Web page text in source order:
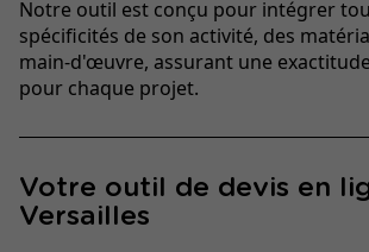
Notre outil est conçu pour intégrer
spécificités de son activité, des
main-d'œuvre, assurant une
pour chaque projet.
Votre outil de devis en
Versailles